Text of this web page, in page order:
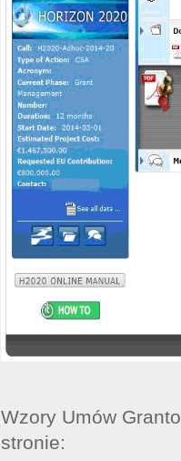
Wzory Umów
stronie: